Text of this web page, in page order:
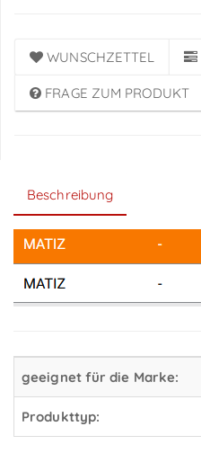
WUNSCHZETTEL
FRAGE ZUM PRODUKT
Beschreibung
geeignet für die Marke:
Produkttyp: